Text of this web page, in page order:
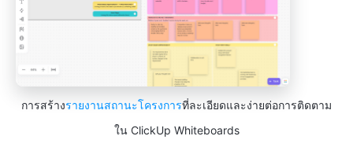
การสร้างรายงานสถานะโครงการที่ละเอียดและง่ายต่อการติดตาม
ใน ClickUp Whiteboards